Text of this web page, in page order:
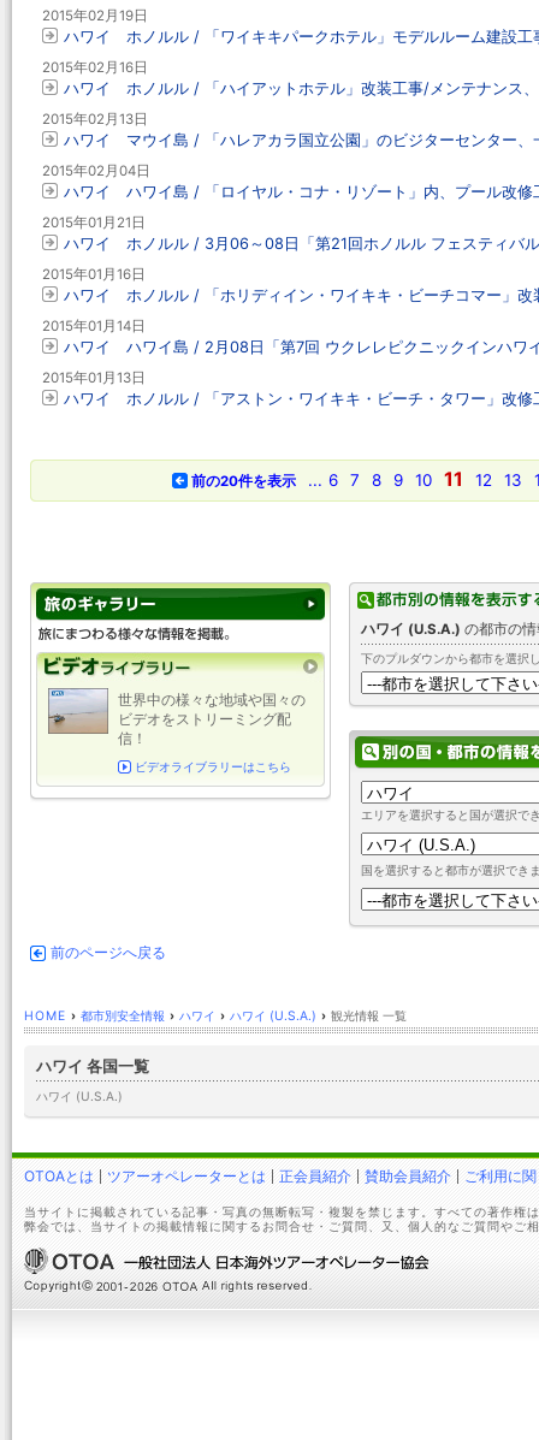
2015年02月19日
ハワイ ホノルル / 「ワイキキパークホテル」モデルルーム建設工
2015年02月16日
ハワイ ホノルル / 「ハイアットホテル」改装工事/メンテナンス
2015年02月13日
ハワイ マウイ島 / 「ハレアカラ国立公園」のビジターセンター、
2015年02月04日
ハワイ ハワイ島 / 「ロイヤル・コナ・リゾート」内、プール改修
2015年01月21日
ハワイ ホノルル / 3月06～08日「第21回ホノルル フェスティバ
2015年01月16日
ハワイ ホノルル / 「ホリディイン・ワイキキ・ビーチコマー」改
2015年01月14日
ハワイ ハワイ島 / 2月08日「第7回 ウクレレピクニックインハワ
2015年01月13日
ハワイ ホノルル / 「アストン・ワイキキ・ビーチ・タワー」改修
前の20件を表示 ... 6 7 8 9 10 11 12 13
ハワイ (U.S.A.) の都市の
下のプルダウンから都市を選択
エリアを選択すると国が選択で
国を選択すると都市が選択でき
世界中の様々な地域や国々の
ビデオをストリーミング配
信！
ビデオライブラリーはこちら
前のページへ戻る
HOME › 都市別安全情報 › ハワイ › ハワイ (U.S.A.) › 観光情報 一覧
ハワイ 各国一覧
ハワイ (U.S.A.)
OTOAとは ツアーオペレーターとは 正会員紹介 賛助会員紹介 ご利用に
当サイトに掲載されている記事・写真の無断転写・複製を禁じます。すべての著作権
弊会では、当サイトの掲載情報に関するお問合せ・ご質問、又、個人的なご質問やご